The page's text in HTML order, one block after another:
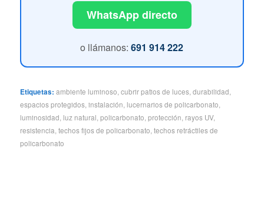
WhatsApp directo
o llámanos:691 914 222
Etiquetas: ambiente luminoso cubrir patios de luces, durabilidad
espacios protegidos, instalación lucernarios de policarbonato
luminosidad luz natural policarbonato protección rayos UV,
resistencia techos fijos de policarbonato techos retráctiles de
policarbonato